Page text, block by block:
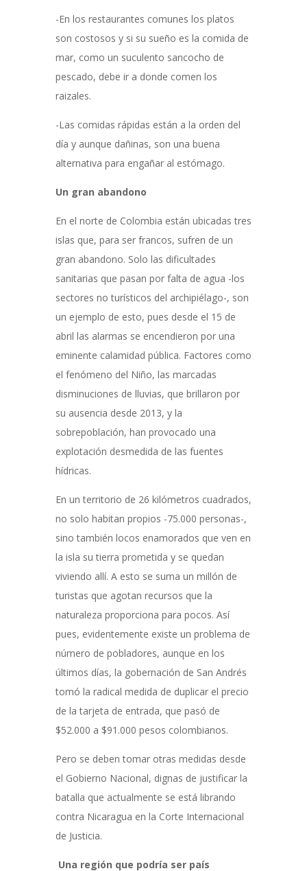
-En los restaurantes comunes los platos
son costosos y si su sueño es la comida de
mar, como un suculento sancocho de
pescado, debe ir a donde comen los
raizales.
-Las comidas rápidas están a la orden del
día y aunque dañinas, son una buena
alternativa para engañar al estómago.
Un gran abandono
En el norte de Colombia están ubicadas tres
islas que, para ser francos, sufren de un
gran abandono. Solo las dificultades
sanitarias que pasan por falta de agua -los
sectores no turísticos del archipiélago-, son
un ejemplo de esto, pues desde el 15 de
abril las alarmas se encendieron por una
eminente calamidad pública. Factores como
el fenómeno del Niño, las marcadas
disminuciones de lluvias, que brillaron por
su ausencia desde 2013, y la
sobrepoblación, han provocado una
explotación desmedida de las fuentes
hídricas.
En un territorio de 26 kilómetros cuadrados,
no solo habitan propios -75.000 personas-,
sino también locos enamorados que ven en
la isla su tierra prometida y se quedan
viviendo allí. A esto se suma un millón de
turistas que agotan recursos que la
naturaleza proporciona para pocos. Así
pues, evidentemente existe un problema de
número de pobladores, aunque en los
últimos días, la gobernación de San Andrés
tomó la radical medida de duplicar el precio
de la tarjeta de entrada, que pasó de
$52.000 a $91.000 pesos colombianos.
Pero se deben tomar otras medidas desde
el Gobierno Nacional, dignas de justificar la
batalla que actualmente se está librando
contra Nicaragua en la Corte Internacional
de Justicia.
Una región que podría ser país